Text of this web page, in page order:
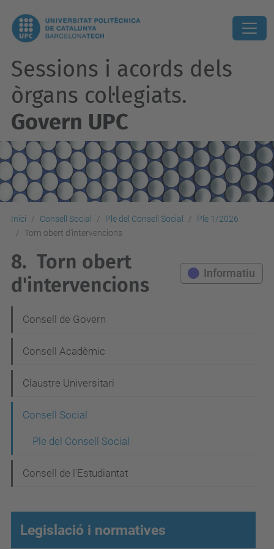
Sessions i acords dels
òrgans col·legiats.
Govern UPC
Inici Consell Social Ple del Consell Social
Ple 1/2026
Torn obert d'intervencions
8. Torn obert
d'intervencions
Informatiu
a
v
g
i
ó
Consell de Govern
Consell Acadèmic
Claustre Universitari
Consell Social
Ple del Consell Social
Consell de l'Estudiantat
Legislació i normatives